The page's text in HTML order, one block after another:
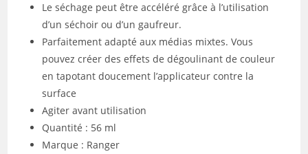
Le séchage peut être accéléré grâce à l’utilisation
d’un séchoir ou d’un gaufreur.
Parfaitement adapté aux médias mixtes. Vous
pouvez créer des effets de dégoulinant de couleur
en tapotant doucement l’applicateur contre la
surface
Agiter avant utilisation
Quantité : 56 ml
Marque : Ranger